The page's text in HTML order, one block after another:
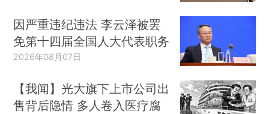
因严重违纪违法 李云泽被罢
免第十四届全国人大代表职务
2026年08月07日
【我闻】光大旗下上市公司出
售背后隐情 多人卷入医疗腐